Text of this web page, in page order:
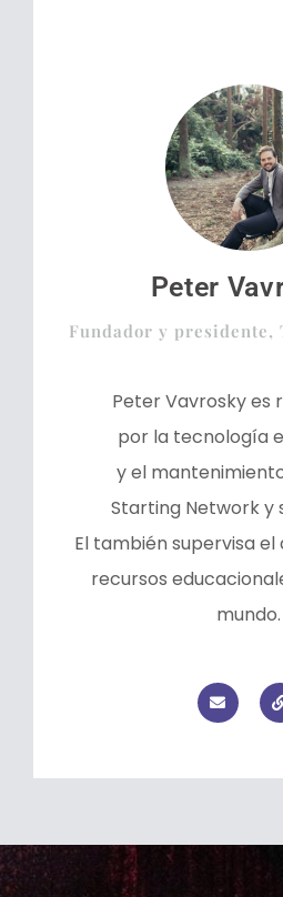
Peter
Fundador y presidente,
Peter Vavrosky es
por la tecnología
y el
Starting Network y
El también supervisa
recursos
mundo.